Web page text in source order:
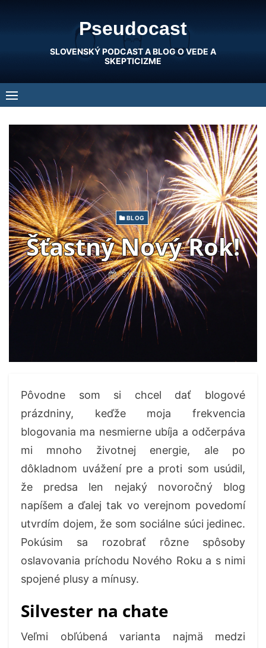
Pseudocast
SLOVENSKÝ PODCAST A BLOG O VEDE A
SKEPTICIZME
BLOG
Šťastný Nový Rok!
31.12.2013
Pôvodne som si chcel dať blogové
prázdniny, keďže moja frekvencia
blogovania ma nesmierne ubíja a odčerpáva
mi mnoho životnej energie, ale po
dôkladnom uvážení pre a proti som usúdil,
že predsa len nejaký novoročný blog
napíšem a ďalej tak vo verejnom povedomí
utvrdím dojem, že som sociálne súci jedinec.
Pokúsim sa rozobrať rôzne spôsoby
oslavovania príchodu Nového Roku a s nimi
spojené plusy a mínusy.
Silvester na chate
Veľmi obľúbená varianta najmä medzi